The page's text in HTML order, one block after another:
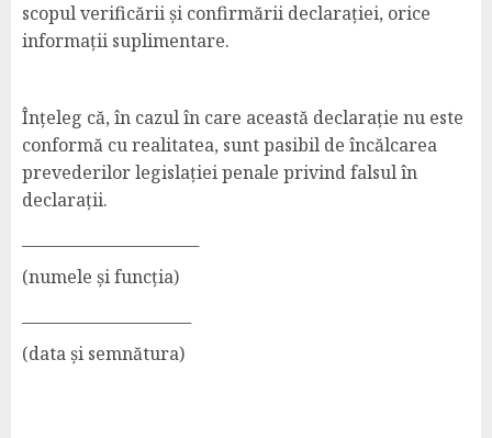
scopul verificării și confirmării declarației, orice
informații suplimentare.
Înțeleg că, în cazul în care această declarație nu este
conformă cu realitatea, sunt pasibil de încălcarea
prevederilor legislației penale privind falsul în
declarații.
(numele și funcția)
(data și semnătura)